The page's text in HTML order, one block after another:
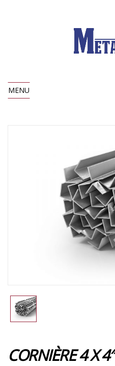
MENU
CORNIÈRE 4 X 4″